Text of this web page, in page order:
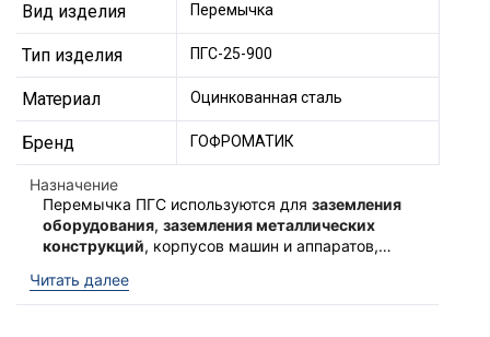
Вид изделия Перемычка
Тип изделия ПГС-25-900
Материал Оцинкованная сталь
Бренд ГОФРОМАТИК
Назначение
Перемычка ПГС используются для заземления
оборудования, заземления металлических
конструкций, корпусов машин и аппаратов,
в местах где необходимо
Изготавливаются из проводника заземления,
Для присоединения перемычки к
Читать далее